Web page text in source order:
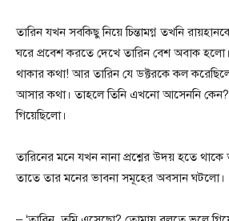
তারিন যখন সবকিছু নিয়ে চিন্তামগ্ন তখনি
ঘরে প্রবেশ করতে দেখে তারিন বেশ অবাক
থাকার কথা! আর তারিন যে ডক্টরকে কল
আসার কথা। তাহলে তিনি এখনো আসেননি
গিয়েছিলো।
তারিনের মনে যখন নানা প্রশ্নের উদয় হতে
তাতে তার মনের ভাবনা সমূহের অবসান ঘটলো।